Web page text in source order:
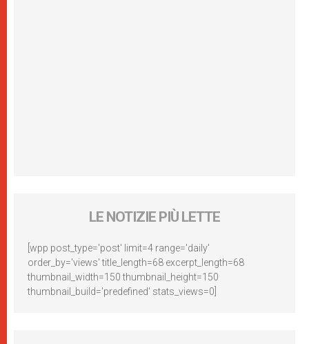
LE NOTIZIE PIÙ LETTE
[wpp post_type='post' limit=4 range='daily'
order_by='views' title_length=68 excerpt_length=68
thumbnail_width=150 thumbnail_height=150
thumbnail_build='predefined' stats_views=0]